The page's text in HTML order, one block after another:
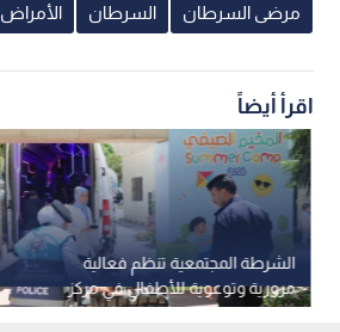
مرضى السرطان السرطان الأمراض
اقرأ أيضاً
الشرطة المجتمعية تنظم فعالية
مرورية وتوعوية للأطفال في مركز
الحسين للسرطان